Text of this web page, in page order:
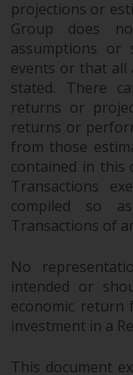
gemäß
und
alle
es sei
nicht
wird
projections or
Group does
assumptions or
events or that all
stated. There
returns or
returns or
from those
contained in this
Transactions
compiled so
Transactions of
No
intended or
economic return
investment in a
This document